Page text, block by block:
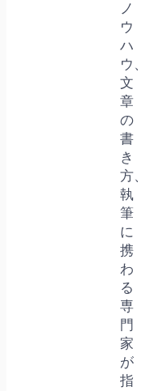
ノ
ウ
ハ
ウ、
文
章
の
書
き
方、
執
筆
に
携
わ
る
専
門
家
が
指